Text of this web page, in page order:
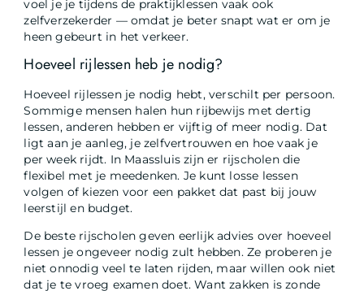
voel je je tijdens de praktijklessen vaak ook
zelfverzekerder — omdat je beter snapt wat er om je
heen gebeurt in het verkeer.
Hoeveel rijlessen heb je nodig?
Hoeveel rijlessen je nodig hebt, verschilt per persoon.
Sommige mensen halen hun rijbewijs met dertig
lessen, anderen hebben er vijftig of meer nodig. Dat
ligt aan je aanleg, je zelfvertrouwen en hoe vaak je
per week rijdt. In Maassluis zijn er rijscholen die
flexibel met je meedenken. Je kunt losse lessen
volgen of kiezen voor een pakket dat past bij jouw
leerstijl en budget.
De beste rijscholen geven eerlijk advies over hoeveel
lessen je ongeveer nodig zult hebben. Ze proberen je
niet onnodig veel te laten rijden, maar willen ook niet
dat je te vroeg examen doet. Want zakken is zonde